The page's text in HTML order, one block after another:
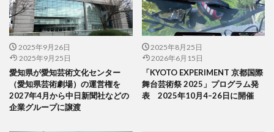
2025年9月26日
2025年9月25日
愛知県が愛知芸術文化センター
（愛知県芸術劇場）の運営権を
2027年4月から中日新聞社などの
企業グループに譲渡
2025年8月25日
2026年6月15日
「KYOTO EXPERIMENT 京都国際
舞台芸術祭 2025」プログラム発
表 2025年10月4–26日に開催